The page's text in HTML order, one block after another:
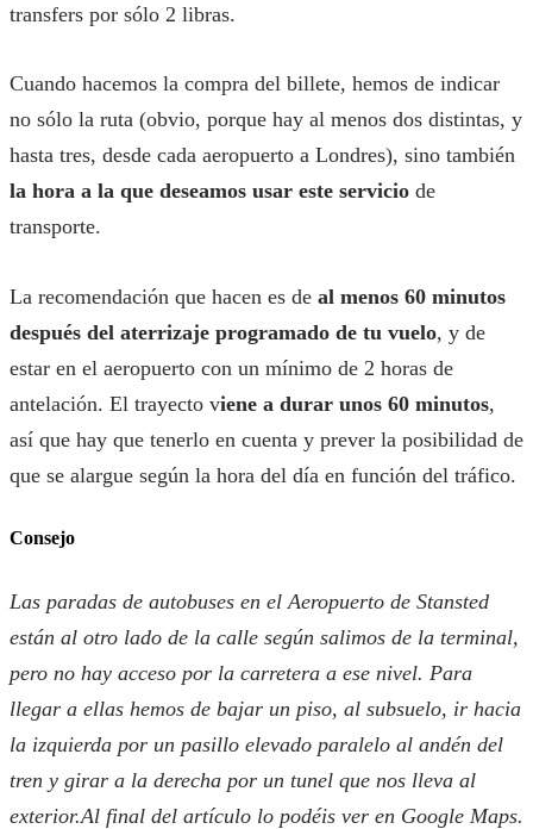
transfers por sólo 2 libras.
Cuando hacemos la compra del billete, hemos de indicar
no sólo la ruta (obvio, porque hay al menos dos distintas, y
hasta tres, desde cada aeropuerto a Londres), sino también
la hora a la que deseamos usar este servicio de
transporte.
La recomendación que hacen es de al menos 60 minutos
después del aterrizaje programado de tu vuelo, y de
estar en el aeropuerto con un mínimo de 2 horas de
antelación. El trayecto viene a durar unos 60 minutos,
así que hay que tenerlo en cuenta y prever la posibilidad de
que se alargue según la hora del día en función del tráfico.
Consejo
Las paradas de autobuses en el Aeropuerto de Stansted
están al otro lado de la calle según salimos de la terminal,
pero no hay acceso por la carretera a ese nivel. Para
llegar a ellas hemos de bajar un piso, al subsuelo, ir hacia
la izquierda por un pasillo elevado paralelo al andén del
tren y girar a la derecha por un tunel que nos lleva al
exterior.Al final del artículo lo podéis ver en Google Maps.